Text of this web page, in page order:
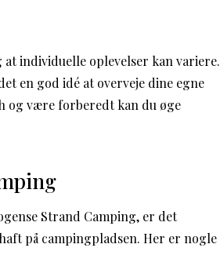
individuelle oplevelser kan variere.
en god idé at overveje dine egne
og være forberedt kan du øge
Strand Camping, er det
på campingpladsen. Her er nogle